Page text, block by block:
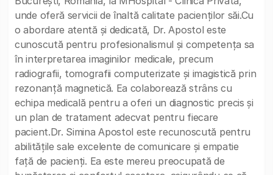
unde oferă servicii de înaltă calitate pacienților săi.Cu
o abordare atentă și dedicată, Dr. Apostol este
cunoscută pentru profesionalismul și competența sa
în interpretarea imaginilor medicale, precum
radiografii, tomografii computerizate și imagistică prin
rezonanță magnetică. Ea colaborează strâns cu
echipa medicală pentru a oferi un diagnostic precis și
un plan de tratament adecvat pentru fiecare
pacient.Dr. Simina Apostol este recunoscută pentru
abilitățile sale excelente de comunicare și empatie
față de pacienți. Ea este mereu preocupată de